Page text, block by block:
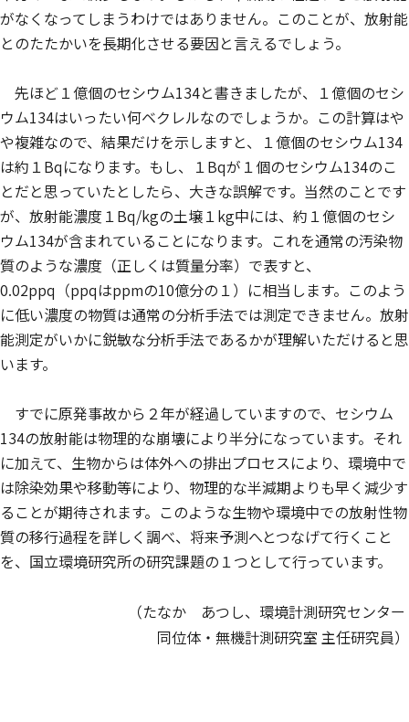
がなくなってしまうわけではありません。このことが、放射能
とのたたかいを長期化させる要因と言えるでしょう。
先ほど１億個のセシウム134と書きましたが、１億個のセシ
ウム134はいったい何ベクレルなのでしょうか。この計算はや
や複雑なので、結果だけを示しますと、１億個のセシウム134
は約１Bqになります。もし、１Bqが１個のセシウム134のこ
とだと思っていたとしたら、大きな誤解です。当然のことです
が、放射能濃度１Bq/kgの土壌１kg中には、約１億個のセシ
ウム134が含まれていることになります。これを通常の汚染物
質のような濃度（正しくは質量分率）で表すと、
0.02ppq（ppqはppmの10億分の１）に相当します。このよう
に低い濃度の物質は通常の分析手法では測定できません。放射
能測定がいかに鋭敏な分析手法であるかが理解いただけると思
います。
すでに原発事故から２年が経過していますので、セシウム
134の放射能は物理的な崩壊により半分になっています。それ
に加えて、生物からは体外への排出プロセスにより、環境中で
は除染効果や移動等により、物理的な半減期よりも早く減少す
ることが期待されます。このような生物や環境中での放射性物
質の移行過程を詳しく調べ、将来予測へとつなげて行くこと
を、国立環境研究所の研究課題の１つとして行っています。
（たなか あつし、環境計測研究センター
同位体・無機計測研究室 主任研究員）